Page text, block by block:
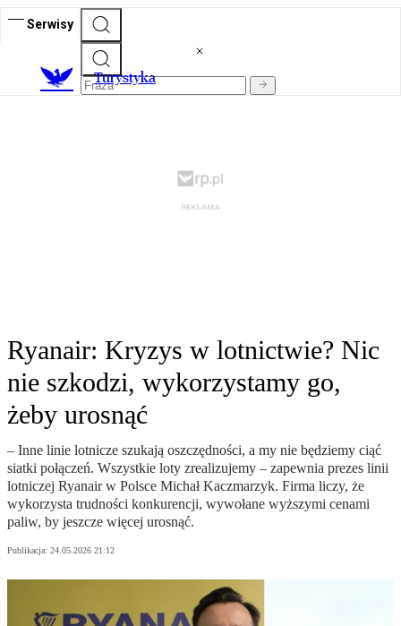
Serwisy
Turystyka
Ryanair: Kryzys w lotnictwie? Nic
nie szkodzi, wykorzystamy go,
żeby urosnąć
– Inne linie lotnicze szukają oszczędności, a my nie będziemy ciąć
siatki połączeń. Wszystkie loty zrealizujemy – zapewnia prezes linii
lotniczej Ryanair w Polsce Michał Kaczmarzyk. Firma liczy, że
wykorzysta trudności konkurencji, wywołane wyższymi cenami
paliw, by jeszcze więcej urosnąć.
Publikacja: 24.05.2026 21:12